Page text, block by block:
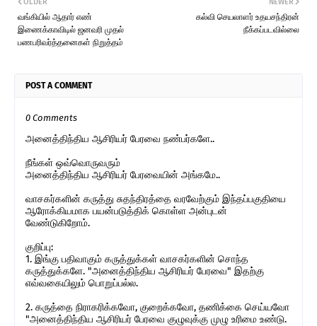
கல்வி செயலாளர் உதயசந்திரன்
நீக்கப்படவில்லை
வங்கியில் ஆதார் எண்
இணைக்காவிடில் ஜனவரி முதல்
பணபரிவர்த்தனைகள் நிறுத்தம்
POST A COMMENT
0 Comments
அனைத்திந்திய ஆசிரியர் பேரவை நண்பர்களே..
நீங்கள் ஒவ்வொருவரும்
அனைத்திந்திய ஆசிரியர் பேரவையின் அங்கமே..
வாசகர்களின் கருத்து சுதந்திரத்தை வரவேற்கும் இந்தப்பகுதியை
ஆரோக்கியமாக பயன்படுத்திக் கொள்ள அன்புடன்
வேண்டுகிறோம்.
குறிப்பு:
1. இங்கு பதிவாகும் கருத்துக்கள் வாசகர்களின் சொந்த
கருத்துக்களே. "அனைத்திந்திய ஆசிரியர் பேரவை" இதற்கு
எவ்வகையிலும் பொறுப்பல்ல.
2. கருத்தை நிராகரிக்கவோ, குறைக்கவோ, தணிக்கை செய்யவோ
"அனைத்திந்திய ஆசிரியர் பேரவை குழுவுக்கு முழு உரிமை உண்டு.